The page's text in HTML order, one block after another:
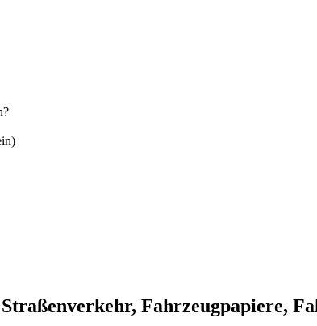
Fahrzeugpapiere,